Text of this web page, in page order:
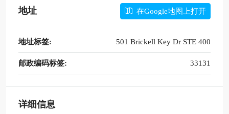
地址 在Google地图上打开
地址标签: 501 Brickell Key Dr STE 400
邮政编码标签: 33131
详细信息